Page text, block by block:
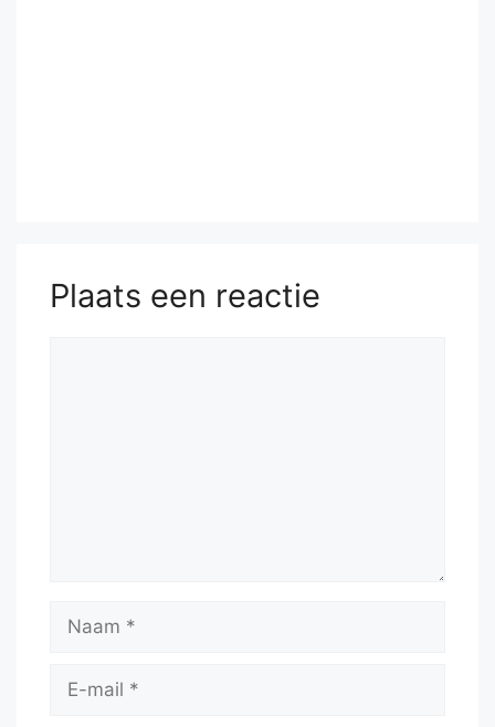
Plaats een reactie
Naam